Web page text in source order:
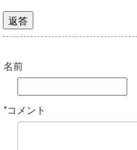
名前
*コメント